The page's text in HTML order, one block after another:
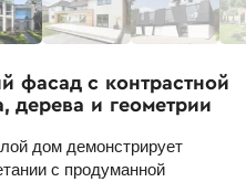
фасад с контрастной
дерева и геометрии
дом демонстрирует
с продуманной